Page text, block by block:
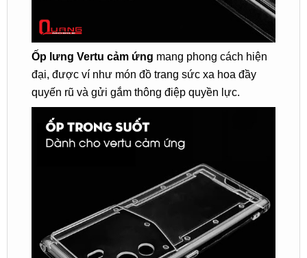
Ốp lưng Vertu cảm ứng mang phong cách hiện
đại, được ví như món đồ trang sức xa hoa đầy
quyến rũ và gửi gắm thông điệp quyền lực.